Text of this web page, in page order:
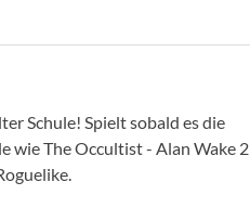
Schule! Spielt sobald es die
wie The Occultist - Alan Wake 2